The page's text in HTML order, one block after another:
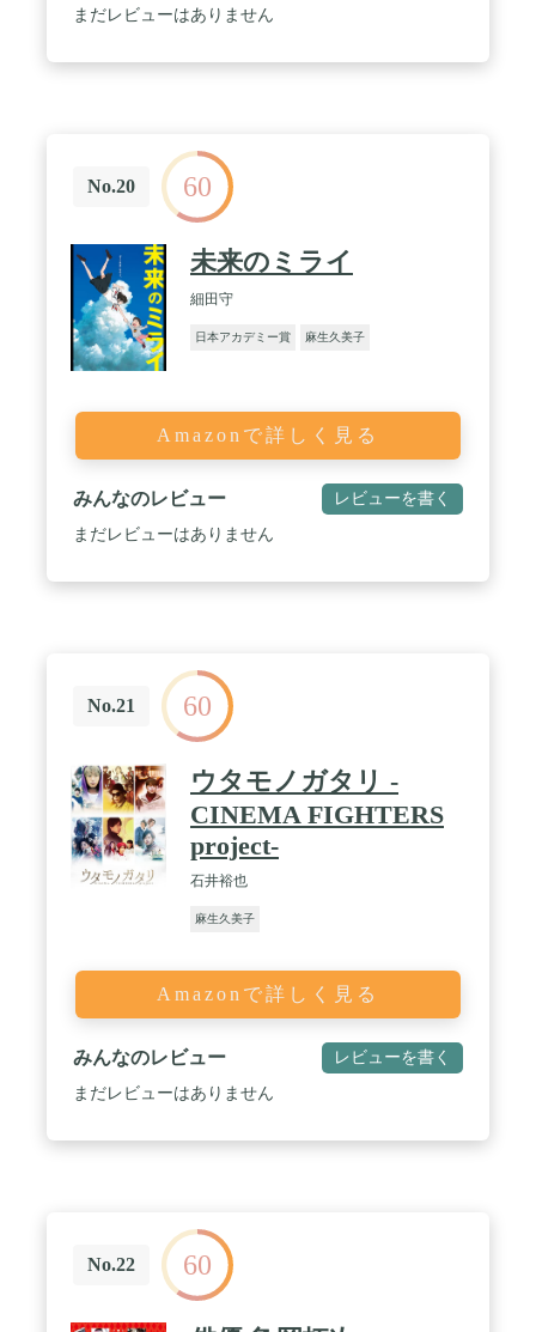
まだレビューはありません
No.20 60
未来のミライ
細田守
日本アカデミー賞 麻生久美子
Amazonで詳しく見る
みんなのレビュー レビューを書く
まだレビューはありません
No.21 60
ウタモノガタリ -
CINEMA FIGHTERS
project-
石井裕也
麻生久美子
Amazonで詳しく見る
みんなのレビュー レビューを書く
まだレビューはありません
No.22 60